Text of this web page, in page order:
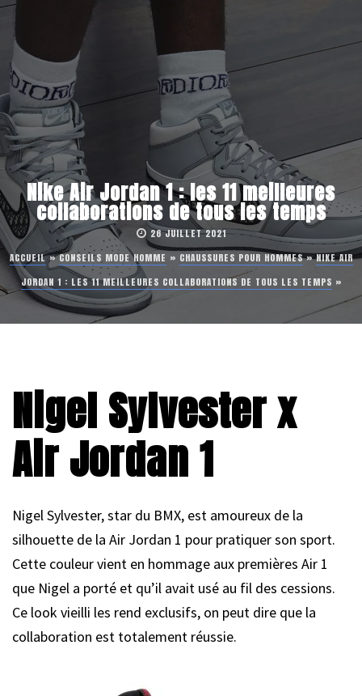
Nike Air Jordan 1 : les 11 meilleures
collaborations de tous les temps
26 JUILLET 2021
ACCUEIL»CONSEILS MODE HOMME » CHAUSSURES POUR HOMMES»NIKE AIR
JORDAN 1 : LES 11 MEILLEURES COLLABORATIONS DE TOUS LES TEMPS »
Nigel Sylvester x
Air Jordan 1
Nigel Sylvester, star du BMX, est amoureux de la
silhouette de la Air Jordan 1 pour pratiquer son sport.
Cette couleur vient en hommage aux premières Air 1
que Nigel a porté et qu’il avait usé au fil des cessions.
Ce look vieilli les rend exclusifs, on peut dire que la
collaboration est totalement réussie.